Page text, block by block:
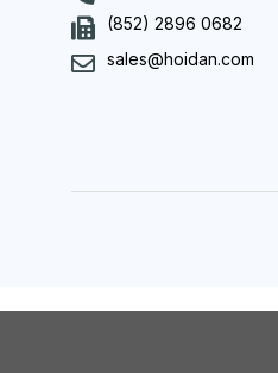
(852) 2896 0682
sales@hoidan.com